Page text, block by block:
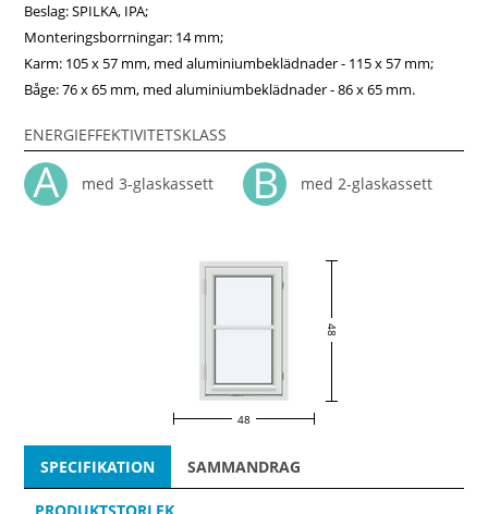
Beslag: SPILKA, IPA;
Monteringsborrningar: 14 mm;
Karm: 105 x 57 mm, med aluminiumbeklädnader - 115 x 57 mm;
Båge: 76 x 65 mm, med aluminiumbeklädnader - 86 x 65 mm.
ENERGIEFFEKTIVITETSKLASS
med 3-glaskassett med 2-glaskassett
48
48
SPECIFIKATION SAMMANDRAG